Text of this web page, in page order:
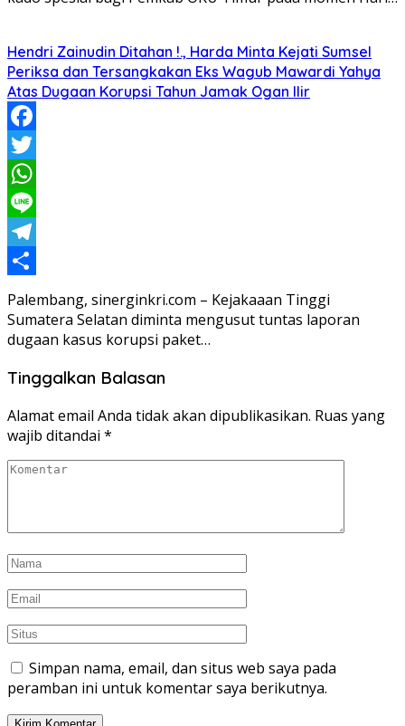
Hendri Zainudin Ditahan !., Harda Minta Kejati Sumsel
Periksa dan Tersangkakan Eks Wagub Mawardi Yahya
Atas Dugaan Korupsi Tahun Jamak Ogan Ilir
Facebook
Twitter
WhatsApp
Line
Telegram
Share
Palembang, sinerginkri.com – Kejakaaan Tinggi
Sumatera Selatan diminta mengusut tuntas laporan
dugaan kasus korupsi paket…
Tinggalkan Balasan
Alamat email Anda tidak akan dipublikasikan. Ruas yang
wajib ditandai *
Simpan nama, email, dan situs web saya pada
peramban ini untuk komentar saya berikutnya.